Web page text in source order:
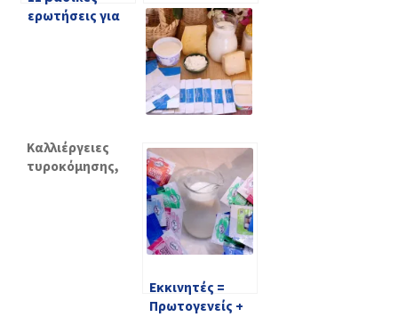
ερωτήσεις για
Καλλιέργειες
τυροκόμησης,
Εκκινητές =
Πρωτογενείς +